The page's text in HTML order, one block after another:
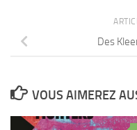
Des
VOUS AIMEREZ